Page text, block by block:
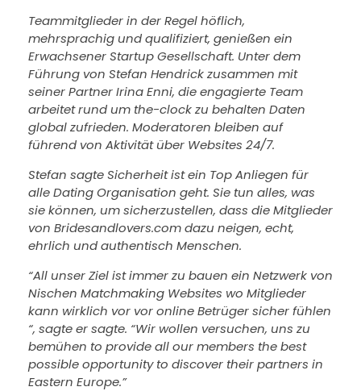
Teammitglieder in der Regel höflich,
mehrsprachig und qualifiziert, genießen ein
Erwachsener Startup Gesellschaft. Unter dem
Führung von Stefan Hendrick zusammen mit
seiner Partner Irina Enni, die engagierte Team
arbeitet rund um the-clock zu behalten Daten
global zufrieden. Moderatoren bleiben auf
führend von Aktivität über Websites 24/7.
Stefan sagte Sicherheit ist ein Top Anliegen für
alle Dating Organisation geht. Sie tun alles, was
sie können, um sicherzustellen, dass die Mitglieder
von Bridesandlovers.com dazu neigen, echt,
ehrlich und authentisch Menschen.
“All unser Ziel ist immer zu bauen ein Netzwerk von
Nischen Matchmaking Websites wo Mitglieder
kann wirklich vor vor online Betrüger sicher fühlen
“, sagte er sagte. “Wir wollen versuchen, uns zu
bemühen to provide all our members the best
possible opportunity to discover their partners in
Eastern Europe.”